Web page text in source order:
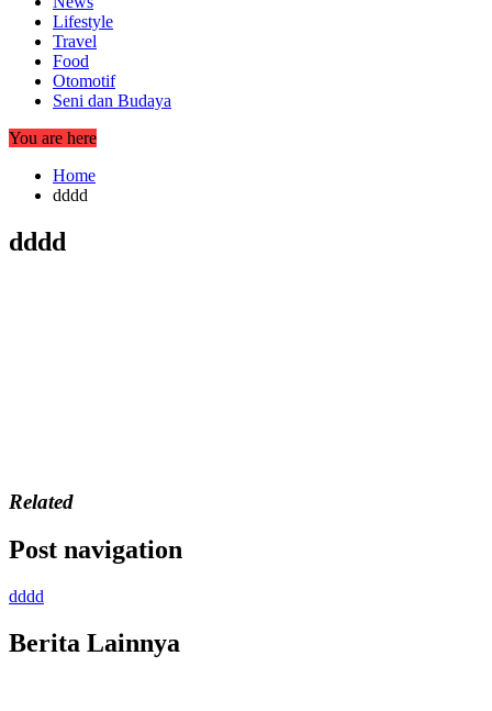
Lifestyle
Travel
Food
Otomotif
Seni dan Budaya
You are here
Home
dddd
dddd
Related
Post navigation
dddd
Berita Lainnya